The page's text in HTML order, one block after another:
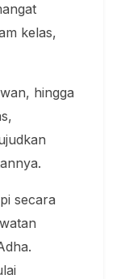
kelas,
hingga
secara